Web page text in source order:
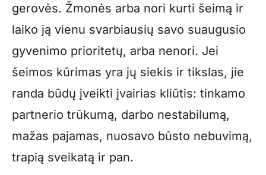
gerovės. Žmonės arba nori kurti šeimą ir
laiko ją vienu svarbiausių savo suaugusio
gyvenimo prioritetų, arba nenori. Jei
šeimos kūrimas yra jų siekis ir tikslas, jie
randa būdų įveikti įvairias kliūtis: tinkamo
partnerio trūkumą, darbo nestabilumą,
mažas pajamas, nuosavo būsto nebuvimą,
trapią sveikatą ir pan.